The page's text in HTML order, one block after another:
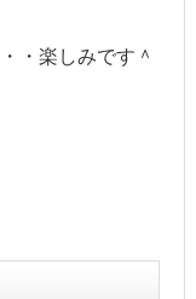
・楽しみです＾